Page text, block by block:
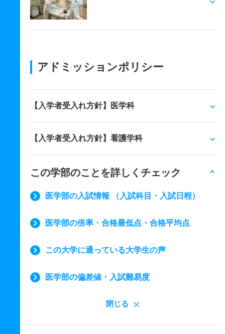
アドミッションポリシー
【入学者受入れ方針】医学科
【入学者受入れ方針】看護学科
この学部のことを詳しくチェック
医学部の入試情報 （入試科目・入試日程）
医学部の倍率・合格最低点・合格平均点
この大学に通っている大学生の声
医学部の偏差値・入試難易度
閉じる